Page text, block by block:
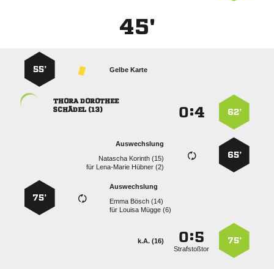
45'
Gelbe Karte
55’
62’
:
 
 
65’
Auswechslung
  
für   
Auswechslung
  
für   
75’
75’
:
Strafstoßtor
k.A. (16)